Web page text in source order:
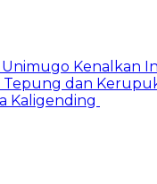
Unimugo Kenalkan
Tepung dan
Kaligending